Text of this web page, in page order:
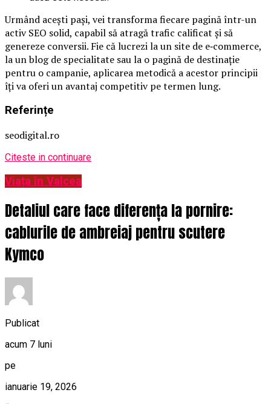
Urmând aceşti paşi, vei transforma fiecare pagină într-un
activ SEO solid, capabil să atragă trafic calificat și să
genereze conversii. Fie că lucrezi la un site de e‑commerce,
la un blog de specialitate sau la o pagină de destinație
pentru o campanie, aplicarea metodică a acestor principii
îţi va oferi un avantaj competitiv pe termen lung.
Referințe
seodigital.ro
Citeste in continuare
Viața în Valcea
Detaliul care face diferența la pornire:
cablurile de ambreiaj pentru scutere
Kymco
Publicat
acum 7 luni
pe
ianuarie 19, 2026